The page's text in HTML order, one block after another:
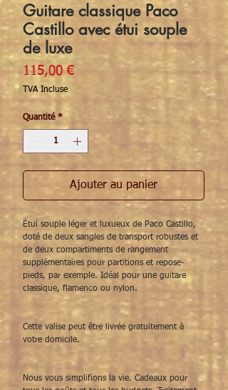
Guitare classique Paco
Castillo avec étui souple
de luxe
115,00 €Prix
TVA Incluse
Quantité *
Ajouter au panier
Étui souple léger et luxueux de Paco Castillo,
doté de deux sangles de transport robustes et
de deux compartiments de rangement
supplémentaires pour partitions et repose-
pieds, par exemple. Idéal pour une guitare
classique, flamenco ou nylon.
Cette valise peut être livrée gratuitement à
votre domicile.
Nous vous simplifions la vie. Cadeaux pour